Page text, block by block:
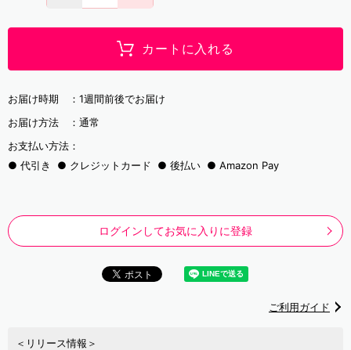
カートに入れる
お届け時期 ： 1週間前後でお届け
お届け方法 ： 通常
お支払い方法：
代引き
クレジットカード 後払い Amazon Pay
ログインしてお気に入りに登録
ご利用ガイド
＜リリース情報＞